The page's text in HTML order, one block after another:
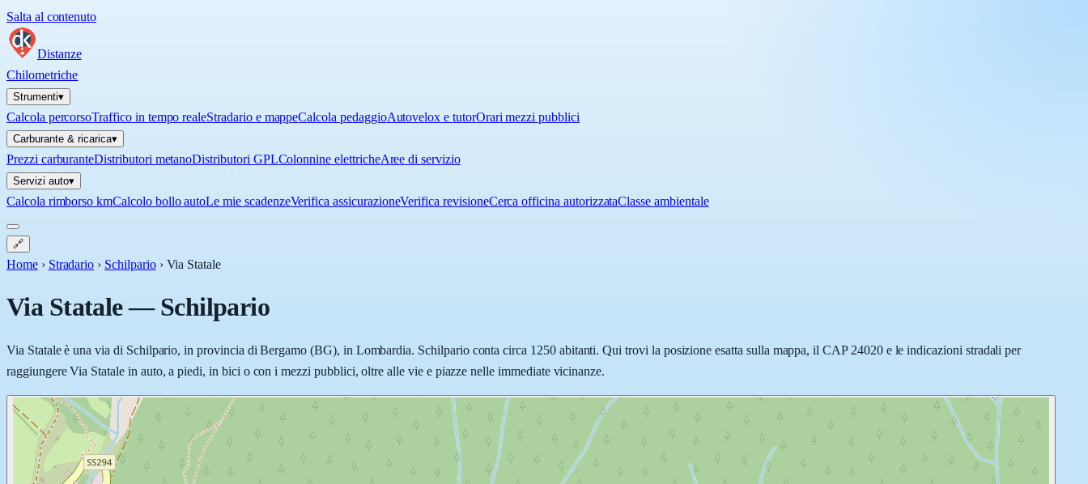
Salta al contenuto
Distanze
Chilometriche
Strumenti▾
Calcola percorsoTraffico in tempo realeStradario e mappeCalcola pedaggioAutovelox e tutorOrari mezzi pubblici
Carburante & ricarica▾
Prezzi carburanteDistributori metanoDistributori GPLColonnine elettricheAree di servizio
Servizi auto▾
Calcola rimborso kmCalcolo bollo autoLe mie scadenzeVerifica assicurazioneVerifica revisioneCerca officina autorizzataClasse ambientale
🔗
Home › Stradario › Schilpario › Via Statale
Via Statale—Schilpario
Via Statale è una via di Schilpario, in provincia di Bergamo (BG), in Lombardia. Schilpario conta circa 1250 abitanti. Qui trovi la posizione esatta sulla mappa, il CAP 24020 e le indicazioni stradali per
raggiungere Via Statale in auto, a piedi, in bici o con i mezzi pubblici, oltre alle vie e piazze nelle immediate vicinanze.